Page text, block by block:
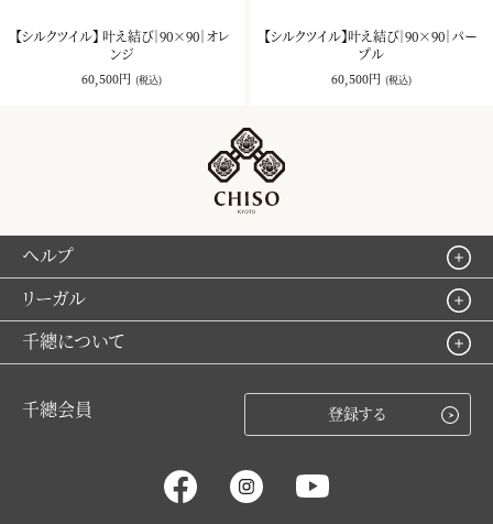
【シルクツイル】 叶え結び｜90×90｜オレ
ンジ
60,500円 (税込)
【シルクツイル】叶え結び｜90×90｜パー
プル
60,500円 (税込)
ヘルプ
リーガル
千總について
千總会員 登録する